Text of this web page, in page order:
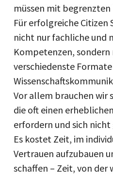
müssen mit
Für erfolgreiche Citizen
nicht nur fachliche und
Kompetenzen, sondern
verschiedenste
Vor allem brauchen wir
die oft einen
erfordern und sich
Es kostet Zeit, im
Vertrauen aufzubauen
schaffen – Zeit, von der